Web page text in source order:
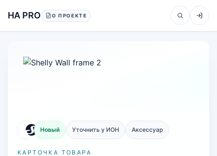
HA PRO О ПРОЕКТЕ
Новый Уточнить у ИОН Аксессуар
КАРТОЧКА ТОВАРА